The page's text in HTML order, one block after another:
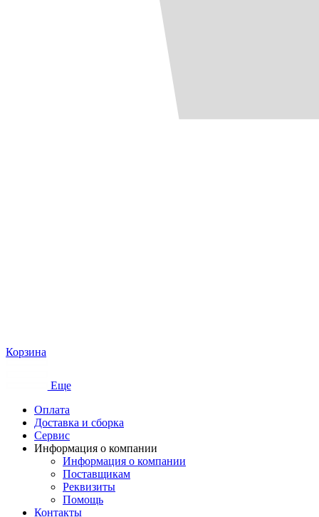
Корзина
Еще
Оплата
Доставка и сборка
Сервис
Информация о компании
Информация о компании
Поставщикам
Реквизиты
Помощь
Контакты